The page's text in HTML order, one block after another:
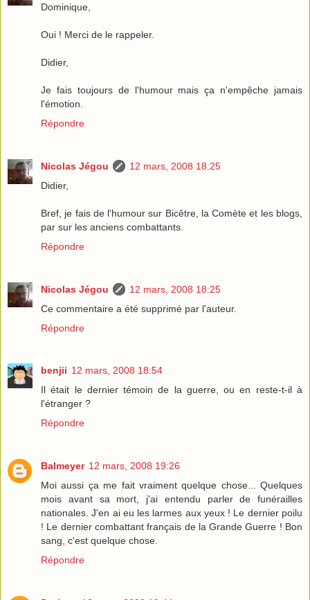
Dominique,
Oui ! Merci de le rappeler.
Didier,
Je fais toujours de l'humour mais ça n'empêche jamais
l'émotion.
Répondre
Nicolas Jégou
12 mars, 2008 18:25
Didier,
Bref, je fais de l'humour sur Bicêtre, la Comète et les blogs,
par sur les anciens combattants.
Répondre
Nicolas Jégou
12 mars, 2008 18:25
Ce commentaire a été supprimé par l'auteur.
Répondre
benjii 12 mars, 2008 18:54
Il était le dernier témoin de la guerre, ou en reste-t-il à
l'étranger ?
Répondre
Balmeyer 12 mars, 2008 19:26
Moi aussi ça me fait vraiment quelque chose... Quelques
mois avant sa mort, j'ai entendu parler de funérailles
nationales. J'en ai eu les larmes aux yeux ! Le dernier poilu
! Le dernier combattant français de la Grande Guerre ! Bon
sang, c'est quelque chose.
Répondre